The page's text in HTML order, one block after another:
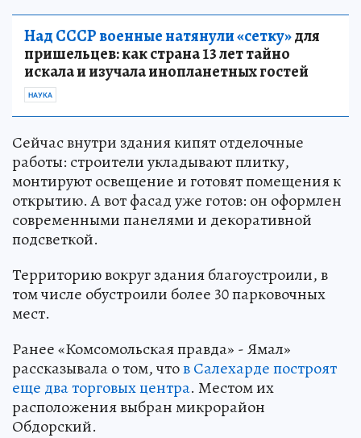
Над СССР военные натянули «сетку»для
пришельцев: как страна 13 лет тайно
искала и изучала инопланетных гостей
НАУКА
Сейчас внутри здания кипят отделочные
работы: строители укладывают плитку,
монтируют освещение и готовят помещения к
открытию. А вот фасад уже готов: он оформлен
современными панелями и декоративной
подсветкой.
Территорию вокруг здания благоустроили, в
том числе обустроили более 30 парковочных
мест.
Ранее «Комсомольская правда» - Ямал»
рассказывала о том, чтов Салехарде построят
еще два торговых центра. Местом их
расположения выбран микрорайон
Обдорский.